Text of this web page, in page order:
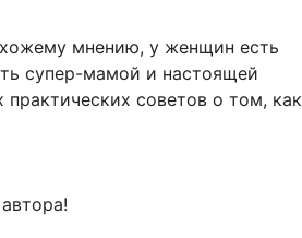
мнению, у женщин есть
супер-мамой и настоящей
советов о том, как